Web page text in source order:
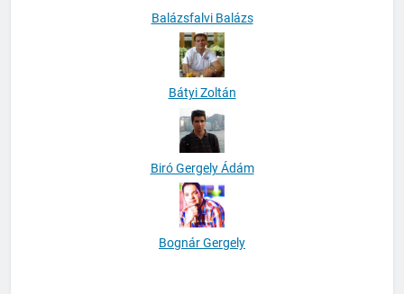
Balázsfalvi Balázs
Bátyi Zoltán
Biró Gergely Ádám